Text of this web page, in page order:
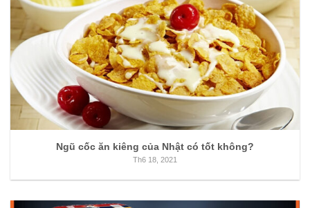
Ngũ cốc ăn kiêng của Nhật có tốt không?
Th6 18, 2021